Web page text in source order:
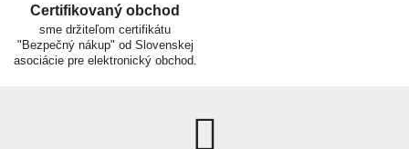
Certifikovaný obchod
sme držiteľom certifikátu
"Bezpečný nákup" od Slovenskej
asociácie pre elektronický obchod.